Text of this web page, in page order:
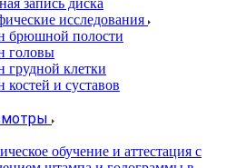
запись диска
исследования
брюшной полости
головы
грудной клетки
костей и суставов
обучение и аттестация с